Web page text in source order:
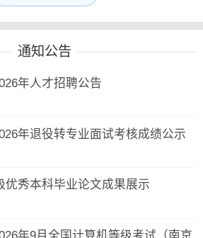
通知公告
年人才招聘公告
年退役转专业面试考核成绩公示
优秀本科毕业论文成果展示